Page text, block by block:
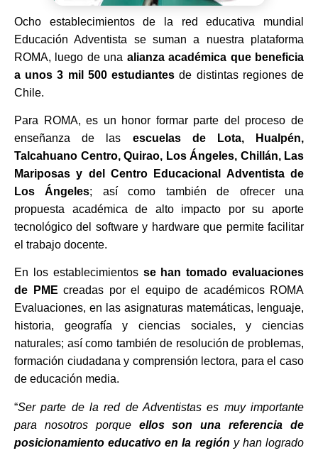
Ocho establecimientos de la red educativa mundial
Educación Adventista se suman a nuestra plataforma
ROMA, luego de una alianza académica que beneficia
a unos 3 mil 500 estudiantes de distintas regiones de
Chile.
Para ROMA, es un honor formar parte del proceso de
enseñanza de las escuelas de Lota, Hualpén,
Talcahuano Centro, Quirao, Los Ángeles, Chillán, Las
Mariposas y del Centro Educacional Adventista de
Los Ángeles; así como también de ofrecer una
propuesta académica de alto impacto por su aporte
tecnológico del software y hardware que permite facilitar
el trabajo docente.
En los establecimientos se han tomado evaluaciones
de PME creadas por el equipo de académicos ROMA
Evaluaciones, en las asignaturas matemáticas, lenguaje,
historia, geografía y ciencias sociales, y ciencias
naturales; así como también de resolución de problemas,
formación ciudadana y comprensión lectora, para el caso
de educación media.
“Ser parte de la red de Adventistas es muy importante
para nosotros porque ellos son una referencia de
posicionamiento educativo en la región y han logrado